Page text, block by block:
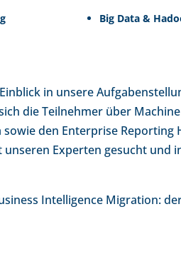
Big Data &
in unsere
die Teilnehmer über
den Enterprise Reporting
Experten gesucht und
Intelligence Migration: